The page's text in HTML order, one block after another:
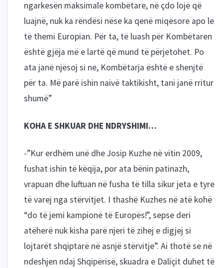
ngarkesën maksimale kombëtare, në çdo lojë që
luajnë, nuk ka rëndësi nëse ka qenë miqësore apo le
të themi Europian. Për ta, të luash për Kombëtaren
është gjëja më e lartë që mund të përjetohet. Po
ata janë njësoj si ne, Kombëtarja është e shenjtë
për ta. Më parë ishin naivë taktikisht, tani janë rritur
shumë”
KOHA E SHKUAR DHE NDRYSHIMI…
-”Kur erdhëm unë dhe Josip Kuzhe në vitin 2009,
fushat ishin të këqija, por ata bënin patinazh,
vrapuan dhe luftuan në fusha të tilla sikur jeta e tyre
të varej nga stërvitjet. I thashë Kuzhes në atë kohë
“do të jemi kampionë të Europës!”, sepse deri
atëherë nuk kisha parë njeri të zihej e digjej si
lojtarët shqiptarë në asnjë stërvitje”. Ai thotë se në
ndeshjen ndaj Shqipërisë, skuadra e Daliçit duhet të